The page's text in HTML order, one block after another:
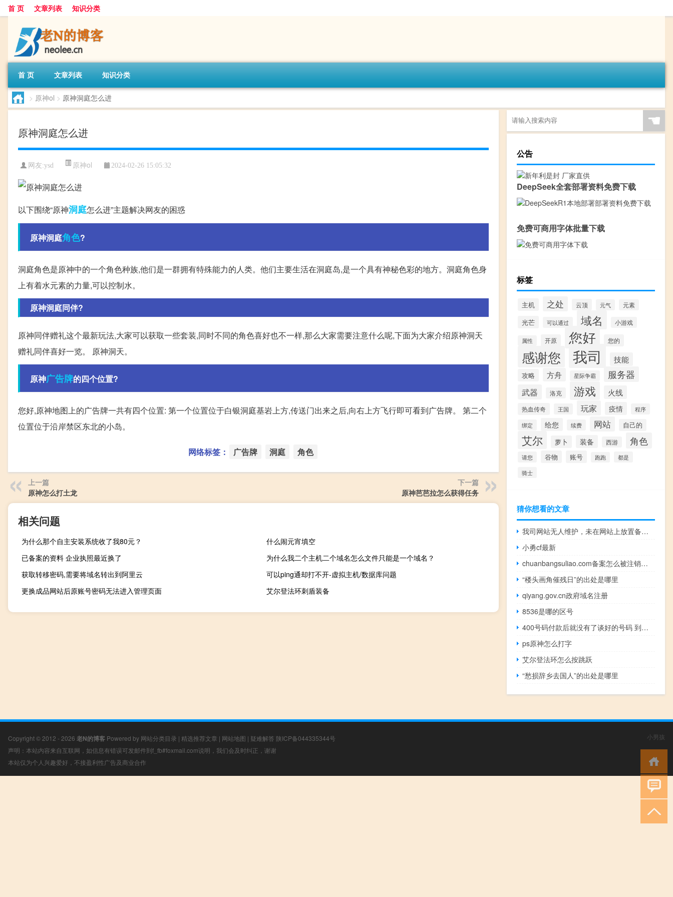
首 页 文章列表 知识分类
首 页 文章列表 知识分类
> 原神ol > 原神洞庭怎么进
原神洞庭怎么进
网友:ysd 原神ol 2024-02-26 15:05:32
以下围绕“原神洞庭怎么进”主题解决网友的困惑
原神洞庭角色?
洞庭角色是原神中的一个角色种族,他们是一群拥有特殊能力的人类。他们主要生活在洞庭岛,是一个具有神秘色彩的地方。洞庭角色身
上有着水元素的力量,可以控制水。
原神洞庭同伴?
原神同伴赠礼这个最新玩法,大家可以获取一些套装,同时不同的角色喜好也不一样,那么大家需要注意什么呢,下面为大家介绍原神洞天
赠礼同伴喜好一览。 原神洞天。
原神广告牌的四个位置?
您好,原神地图上的广告牌一共有四个位置: 第一个位置位于白银洞庭基岩上方,传送门出来之后,向右上方飞行即可看到广告牌。 第二个
位置位于沿岸禁区东北的小岛。
网络标签： 广告牌 洞庭 角色
上一篇
原神怎么打土龙
下一篇
原神芭芭拉怎么获得任务
相关问题
为什么那个自主安装系统收了我80元？
什么闹元宵填空
已备案的资料 企业执照最近换了
为什么我二个主机二个域名怎么文件只能是一个域名？
获取转移密码,需要将域名转出到阿里云
可以ping通却打不开-虚拟主机/数据库问题
更换成品网站后原账号密码无法进入管理页面
艾尔登法环刺盾装备
☚
公告
DeepSeek全套部署资料免费下载
免费可商用字体批量下载
标签
主机 之处 云顶 元气 元素
光芒 可以通过 域名 小游戏
属性 开原 您好 您的
感谢您 我司 技能
攻略 方舟 星际争霸 服务器
武器 洛克 游戏 火线
热血传奇 王国 玩家 疫情
程序
绑定
给您 续费 网站 自己的
艾尔 萝卜 装备 西游 角色
请您 谷物 账号 跑跑
都是
骑士
猜你想看的文章
我司网站无人维护，未在网站上放置备案信息，在注销流程是否还会
小勇cf最新
chuanbangsuliao.com备案怎么被注销掉了，
“楼头画角催残日”的出处是哪里
qiyang.gov.cn政府域名注册
8536是哪的区号
400号码付款后就没有了谈好的号码 到现在都没有下文了
ps原神怎么打字
艾尔登法环怎么按跳跃
“愁损辞乡去国人”的出处是哪里
Copyright © 2012 - 2026 老N的博客 Powered by 网站分类目录 | 精选推荐文章 | 网站地图 | 疑难解答 陕ICP备044335344号
声明：本站内容来自互联网，如信息有错误可发邮件到f_fb#foxmail.com说明，我们会及时纠正，谢谢
本站仅为个人兴趣爱好，不接盈利性广告及商业合作
小男孩